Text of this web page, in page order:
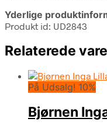
Yderlige
Produkt id: UD2843
Relaterede
På Udsalg! 10%
Bjørnen